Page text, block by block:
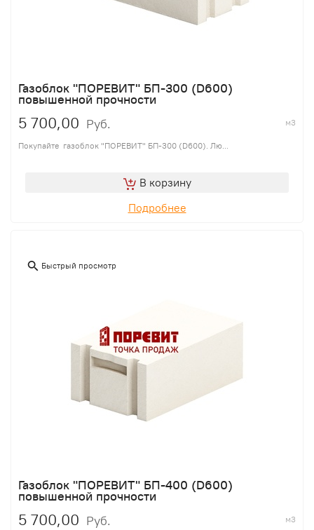
Газоблок "ПОРЕВИТ" БП-300 (D600)
повышенной прочности
5 700,00 Руб. м3
Покупайте газоблок "ПОРЕВИТ" БП-300 (D600). Лю...
В корзину
Подробнее
Быстрый просмотр
Газоблок "ПОРЕВИТ" БП-400 (D600)
повышенной прочности
5 700,00 Руб. м3